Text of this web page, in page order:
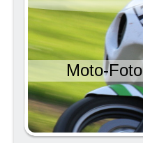
Moto-Foto